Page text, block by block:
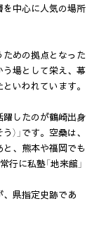
中心に人気の場所
めの拠点となった
場として栄え、幕
いわれています。
したのが鶴崎出身
）」です。空桑は、
、熊本や福岡でも
行に私塾「地来館」
県指定史跡であ